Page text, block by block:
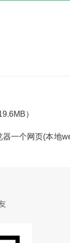
）
一个网页(本地